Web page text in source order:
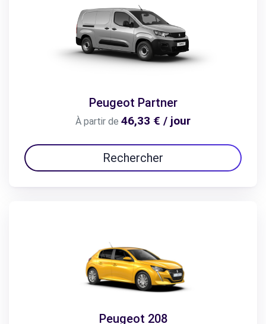
Peugeot Partner
À partir de 46,33 € / jour
Rechercher
Peugeot 208